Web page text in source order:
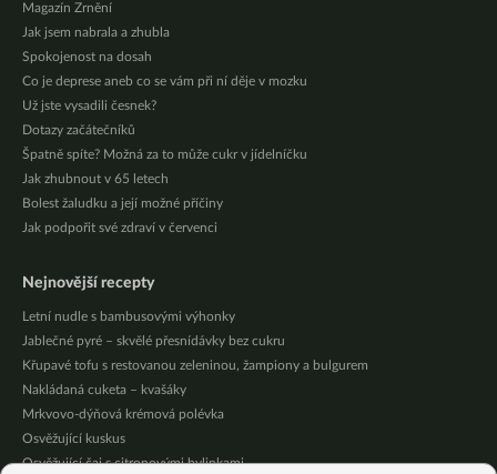
Magazín Zrnění
Jak jsem nabrala a zhubla
Spokojenost na dosah
Co je deprese aneb co se vám při ní děje v mozku
Už jste vysadili česnek?
Dotazy začátečníků
Špatně spíte? Možná za to může cukr v jídelníčku
Jak zhubnout v 65 letech
Bolest žaludku a její možné příčiny
Jak podpořit své zdraví v červenci
Nejnovější recepty
Letní nudle s bambusovými výhonky
Jablečné pyré – skvělé přesnídávky bez cukru
Křupavé tofu s restovanou zeleninou, žampiony a bulgurem
Nakládaná cuketa – kvašáky
Mrkvovo-dýňová krémová polévka
Osvěžující kuskus
Osvěžující čaj s citronovými bylinkami